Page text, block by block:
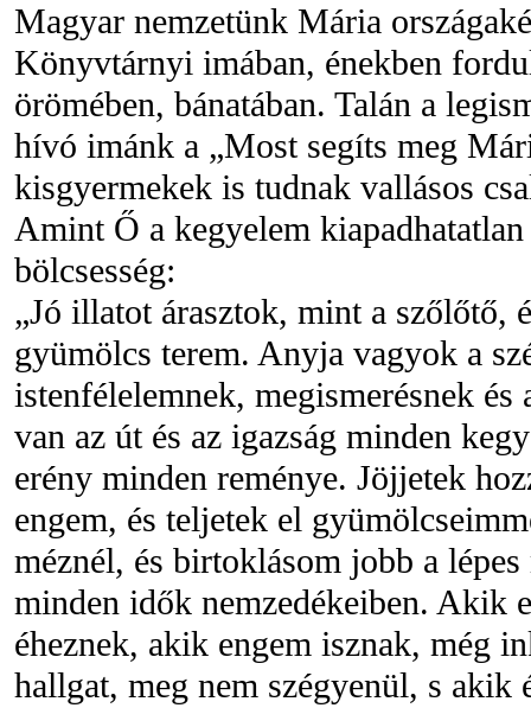
Magyar nemzetünk Mária
Könyvtárnyi imában, énekben
örömében, bánatában. Talán a
hívó imánk a „Most segíts meg
kisgyermekek is tudnak vallásos
Amint Ő a kegyelem
bölcsesség:
„Jó illatot árasztok, mint a szőlőtő,
gyümölcs terem. Anyja vagyok a
istenfélelemnek, megismerésnek
van az út és az igazság minden
erény minden reménye. Jöjjetek
engem, és teljetek el
méznél, és birtoklásom jobb a
minden idők nemzedékeiben. Akik
éheznek, akik engem isznak, még
hallgat, meg nem szégyenül, s akik